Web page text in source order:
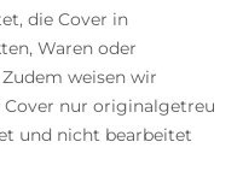
die Cover in
Waren oder
weisen wir
Cover nur originalgetreu
und nicht bearbeitet